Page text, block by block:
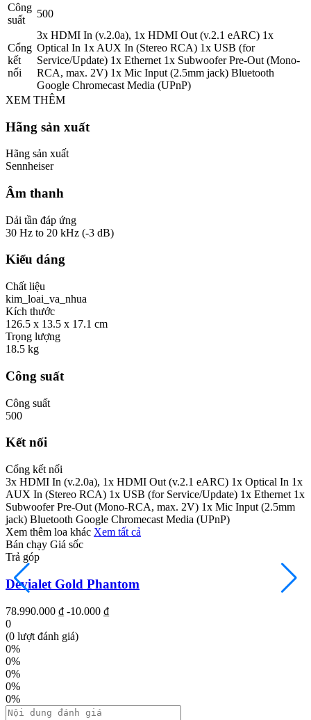
Công
suất
500
Cổng
kết
nối
3x HDMI In (v.2.0a), 1x HDMI Out (v.2.1 eARC) 1x
Optical In 1x AUX In (Stereo RCA) 1x USB (for
Service/Update) 1x Ethernet 1x Subwoofer Pre-Out (Mono-
RCA, max. 2V) 1x Mic Input (2.5mm jack) Bluetooth
Google Chromecast Media (UPnP)
XEM THÊM
Hãng sản xuất
Hãng sản xuất
Sennheiser
Âm thanh
Dải tần đáp ứng
30 Hz to 20 kHz (-3 dB)
Kiểu dáng
Chất liệu
kim_loai_va_nhua
Kích thước
126.5 x 13.5 x 17.1 cm
Trọng lượng
18.5 kg
Công suất
Công suất
500
Kết nối
Cổng kết nối
3x HDMI In (v.2.0a), 1x HDMI Out (v.2.1 eARC) 1x Optical In 1x
AUX In (Stereo RCA) 1x USB (for Service/Update) 1x Ethernet 1x
Subwoofer Pre-Out (Mono-RCA, max. 2V) 1x Mic Input (2.5mm
jack) Bluetooth Google Chromecast Media (UPnP)
Xem thêm loa khác Xem tất cả
Bán chạy Giá sốc
Trả góp
Devialet Gold Phantom
78.990.000 ₫ -10.000 ₫
0
(0 lượt đánh giá)
0%
0%
0%
0%
0%